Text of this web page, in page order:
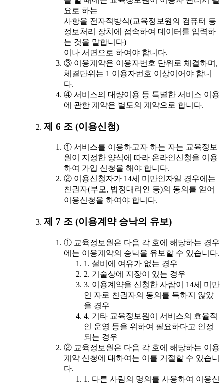
요로 하는
사항을 전자적방식(교육정보원의 컴퓨터 등
정보처리 장치에 접속하여 데이터를 입력하
는 것을 말합니다)
이나 서면으로 하여야 합니다.
③ 이용계약은 이용자번호 단위로 체결하며,
체결단위는 1 이용자번호 이상이어야 합니
다.
④ 서비스의 대량이용 등 특별한 서비스 이용
에 관한 계약은 별도의 계약으로 합니다.
제 6 조 (이용신청)
① 서비스를 이용하고자 하는 자는 교육정보
원이 지정한 양식에 따라 온라인신청을 이용
하여 가입 신청을 해야 합니다.
② 이용신청자가 14세 미만인자일 경우에는
친권자(부모, 법정대리인 등)의 동의를 얻어
이용신청을 하여야 합니다.
제 7 조 (이용계약 승낙의 유보)
① 교육정보원은 다음 각 호에 해당하는 경우
에는 이용계약의 승낙을 유보할 수 있습니다.
1. 설비에 여유가 없는 경우
2. 기술상에 지장이 있는 경우
3. 이용계약을 신청한 사람이 14세 미만
인 자로 친권자의 동의를 득하지 않았
을 경우
4. 기타 교육정보원이 서비스의 효율적
인 운영 등을 위하여 필요하다고 인정
되는 경우
② 교육정보원은 다음 각 호에 해당하는 이용
계약 신청에 대하여는 이를 거절할 수 있습니
다.
1. 다른 사람의 명의를 사용하여 이용신